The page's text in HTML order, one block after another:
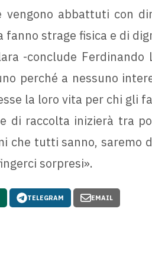
vengono abbattuti con
strage fisica e di
-conclude Ferdinando
perché a nessuno
la loro vita per chi gli
di raccolta inizierà tra
che tutti sanno, saremo
sorpresi».
TELEGRAM EMAIL